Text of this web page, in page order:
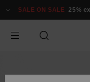
naar
SALE ON SALE 25%